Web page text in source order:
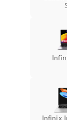
Infinix